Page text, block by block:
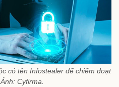
có tên Infostealer để chiếm đoạt
Cyfirma.